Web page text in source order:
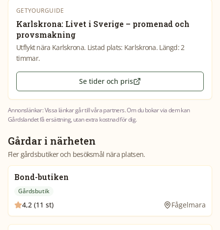
GETYOURGUIDE
Karlskrona: Livet i Sverige – promenad och
provsmakning
Utflykt nära Karlskrona. Listad plats: Karlskrona. Längd: 2
timmar.
Se tider och pris
Annonslänkar: Vissa länkar går till våra partners. Om du bokar via dem kan
Gårdslandet få ersättning, utan extra kostnad för dig.
Gårdar i närheten
Fler gårdsbutiker och besöksmål nära platsen.
Bond-butiken
Gårdsbutik
4,2 (11 st) Fågelmara